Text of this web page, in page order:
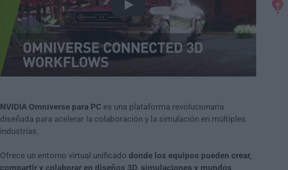
Play
NVIDIA Omniverse para PC es una plataforma revolucionaria
diseñada para acelerar la colaboración y la simulación en múltiples
industrias.
Ofrece un entorno virtual unificado donde los equipos pueden crear,
compartir y colaborar en diseños 3D, simulaciones y mundos